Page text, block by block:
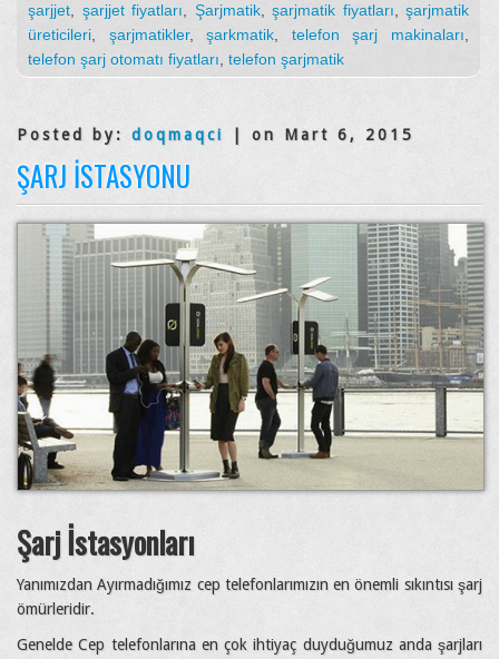
şarjjet
şarjjet fiyatları Şarjmatik, şarjmatik fiyatları
şarjmatik
üreticileri
şarjmatikler,şarkmatik telefon şarj makinaları
telefon şarj otomatı fiyatları telefon şarjmatik
Posted by: doqmaqci | on Mart 6, 2015
ŞARJ İSTASYONU
Şarj İstasyonları
Yanımızdan Ayırmadığımız cep telefonlarımızın en önemli sıkıntısı şarj
ömürleridir.
Genelde Cep telefonlarına en çok ihtiyaç duyduğumuz anda şarjları